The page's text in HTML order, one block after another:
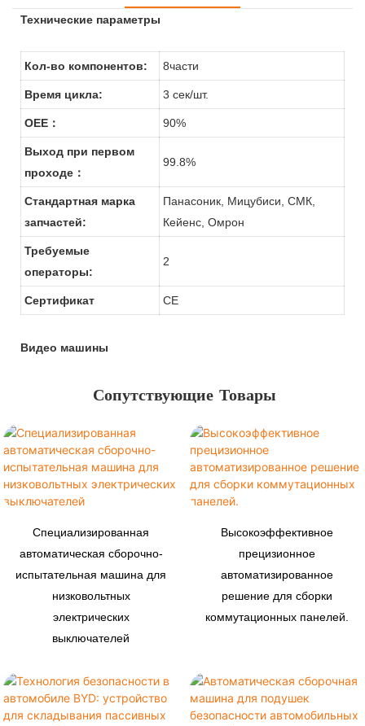
Технические параметры
Кол-во компонентов: 8части
Время цикла: 3 сек/шт.
OEE： 90%
Выход при первом
проходе：
99.8%
Стандартная марка
запчастей:
Панасоник, Мицубиси, СМК,
Кейенс, Омрон
Требуемые
операторы:
2
Сертификат CE
Видео машины
Сопутствующие Товары
Специализированная
автоматическая сборочно-
испытательная машина для
низковольтных
электрических
выключателей
Высокоэффективное
прецизионное
автоматизированное
решение для сборки
коммутационных панелей.